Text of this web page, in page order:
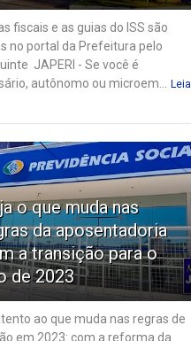
fiscais e as guias do ISS são
no portal da Prefeitura pelo
JAPERI - Se você é
autônomo ou microem...
Leia
o que muda nas
da aposentadoria
a transição para o
de 2023
ao que muda nas regras de
em 2023: com a reforma da